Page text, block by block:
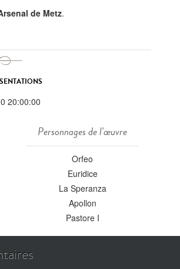
de Metz.
20:00:00
Personnages de l'œuvre
Orfeo
Euridice
La Speranza
Apollon
Pastore I